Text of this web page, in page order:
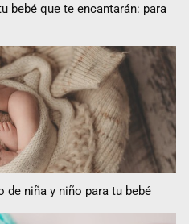
bebé que te encantarán: para
de niña y niño para tu bebé